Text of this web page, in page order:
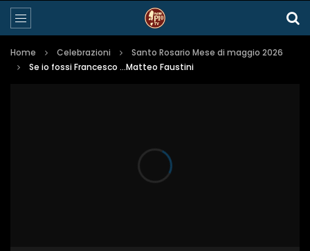
Home Celebrazioni
Santo Rosario Mese di maggio 2026
Se io fossi Francesco …Matteo Faustini